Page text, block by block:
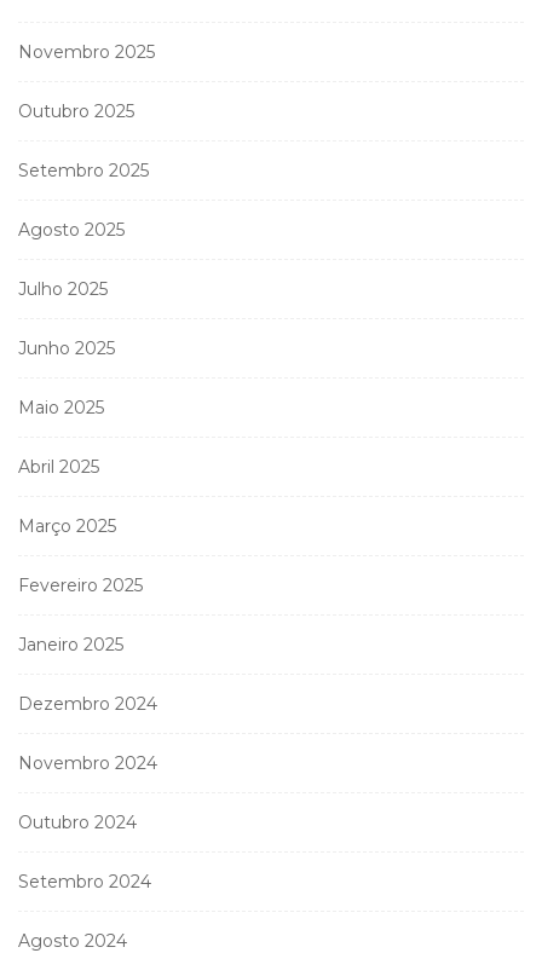
Novembro 2025
Outubro 2025
Setembro 2025
Agosto 2025
Julho 2025
Junho 2025
Maio 2025
Abril 2025
Março 2025
Fevereiro 2025
Janeiro 2025
Dezembro 2024
Novembro 2024
Outubro 2024
Setembro 2024
Agosto 2024